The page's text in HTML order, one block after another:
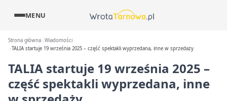
MENU
Strona główna Wiadomości
TALIA startuje 19 września 2025 – część spektakli wyprzedana, inne w sprzedaży
TALIA startuje 19 września 2025 –
część spektakli wyprzedana, inne